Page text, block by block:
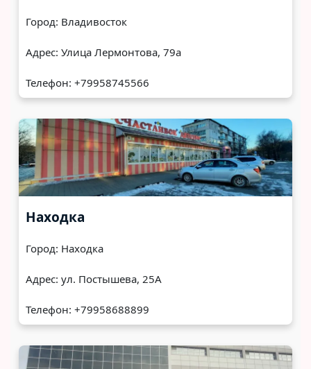
Город: Владивосток
Адрес: ​Улица Лермонтова, 79а
Телефон: +79958745566
Находка
Город: Находка
Адрес: ул. Постышева, 25А
Телефон: +79958688899